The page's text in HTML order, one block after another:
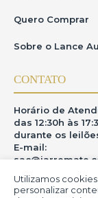
Utilizamos
personalizar
Quero Comprar
Sobre o Lance
CONTATO
Horário de
das 12:30h às
durante os
E-mail:
ONDE